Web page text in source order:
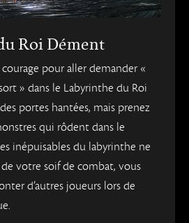
Roi Dément
pour aller demander «
» dans le Labyrinthe du Roi
portes hantées, mais prenez
qui rôdent dans le
inépuisables du labyrinthe ne
votre soif de combat, vous
d’autres joueurs lors de